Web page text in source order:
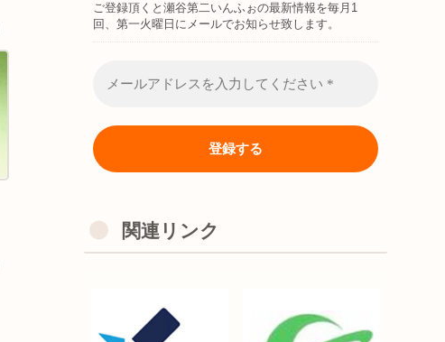
ご登録頂くと瀬谷第二いんふぉの最新情報を毎月1
回、第一火曜日にメールでお知らせ致します。
関連リンク